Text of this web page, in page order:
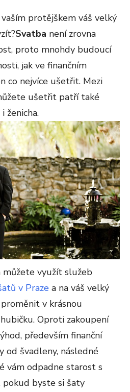
protějškem váš velký
Svatba není zrovna
proto mnohdy budoucí
jak ve finančním
co nejvíce ušetřit. Mezi
ušetřit patří také
ženicha.
můžete využít služeb
v Praze a na váš velký
v krásnou
Oproti zakoupení
především finanční
od švadleny, následné
vám odpadne starost s
pokud byste si šaty